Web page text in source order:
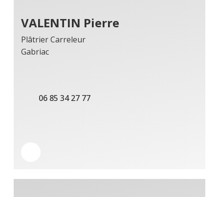
VALENTIN Pierre
Plâtrier Carreleur
Gabriac
06 85 34 27 77